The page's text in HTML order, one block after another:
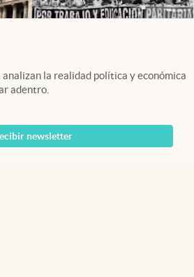
la realidad política y económica
adentro.
newsletter